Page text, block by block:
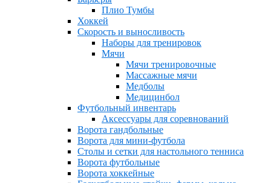
Плио Тумбы
Хоккей
Скорость и выносливость
Наборы для тренировок
Мячи
Мячи тренировочные
Массажные мячи
Медболы
Медицинбол
Футбольный инвентарь
Аксессуары для соревнований
Ворота гандбольные
Ворота для мини-футбола
Столы и сетки для настольного тенниса
Ворота футбольные
Ворота хоккейные